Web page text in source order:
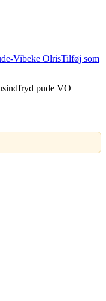
Tilføj som
pude VO